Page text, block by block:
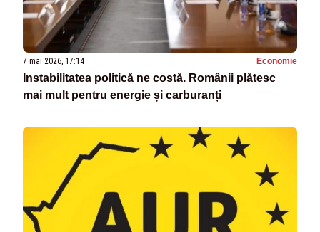
7 mai 2026, 17:14 Economie
Instabilitatea politică ne costă. Românii plătesc
mai mult pentru energie și carburanți